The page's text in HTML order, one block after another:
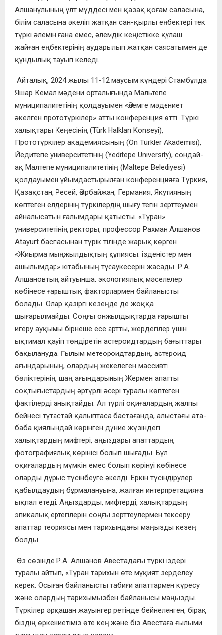
Алшанұлының ұлт мүддесі мен қазақ қоғам саласына,
білім саласына әкеліп жатқан сан-қырлы еңбектері тек
түркі әлемін ғана емес, әлемдік кеңістікке құлаш
жайған еңбектерінің аударылып жатқан саясатымен де
құндылық тауып келеді.
Айталық, 2024 жылы 11-12 маусым күндері Стамбұлда
Яшар Кемал мәдени орталығында Мальтепе
муниципалитетінің қолдауымен «Әлемге мәдениет
әкелген прототүркілер» атты конференция өтті. Түркі
халықтары Кеңесінің (Türk Halkları Konseyi),
Прототүркілер академиясының (Ön Türkler Akademisi),
Йедитепе университетінің (Yeditepe University), сондай-
ақ Малтепе муниципалитетінің (Maltepe Belediyesi)
қолдауымен ұйымдастырылған конференцияға Түркия,
Қазақстан, Ресей, Әзірбайжан, Германия, Якутияның
көптеген елдерінің түркілердің шығу тегін зерттеумен
айналысатын ғалымдары қатысты. «Тұран»
университетінің ректоры, профессор Рахман Алшанов
Atayurt баспасынан түрік тілінде жарық көрген
«Жиырма мыңжылдықтың құпиясы: ізденістер мен
ашылымдар» кітабының тұсаукесерін жасады. Р.А.
Алшановтың айтуынша, экологиялық мәселелер
көбінесе ғарыштық факторлармен байланысты
болады. Олар қазіргі кезеңде де жоққа
шығарылмайды. Соңғы онжылдықтарда ғарышты
игеру ауқымы бірнеше есе артты, жердегілер үшін
ықтимал қауіп төндіретін астероидтардың бағыттары
бақылануда. Ғылым метеороидтардың, астероид
ағындарының, олардың жекелеген массивті
бөліктерінің, шаң ағындарының Жермен апатты
соқтығыстардың әртүрлі әсері туралы көптеген
фактілерді анықтайды. Ал түрлі оқиғалардың жалпы
бейнесі тұтастай қалыптаса бастағанда, алыстағы ата-
баба қиялындай көрінген дүние жүзіндегі
халықтардың мифтері, аңыздары апаттардың
фотографиялық көрінісі болып шығады. Бұл
оқиғалардың мүмкін емес болып көрінуі көбінесе
оларды дұрыс түсінбеуге әкелді. Еркін түсіндірулер
қабылдаудың бұрмалануына, жалған интерпретацияға
ықпал етеді. Аңыздарды, мифтерді, халықтардың
эпикалық ертегілерін соңғы зерттеулермен тексеру
апаттар теориясы мен тарихындағы маңызды кезең
болды.
Өз сөзінде Р.А. Алшанов Авестадағы түркі іздері
туралы айтып, «Тұран тарихын өте мұқият зерделеу
керек. Осыған байланысты табиғи апаттармен күресу
және олардың тарихымызбен байланысы маңызды.
Түркілер әрқашан жауынгер ретінде бейнеленген, бірақ
біздің өркениетіміз өте кең және біз Авестаға ғылыми